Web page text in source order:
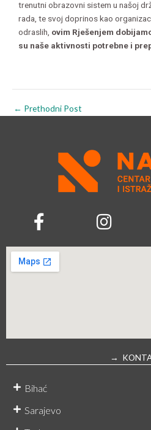
trenutni obrazovni sistem u našoj
rada, te svoj doprinos kao
odraslih, ovim Rješenjem
su naše aktivnosti potrebne i
← Prethodni Post
→
Bihać
Sarajevo